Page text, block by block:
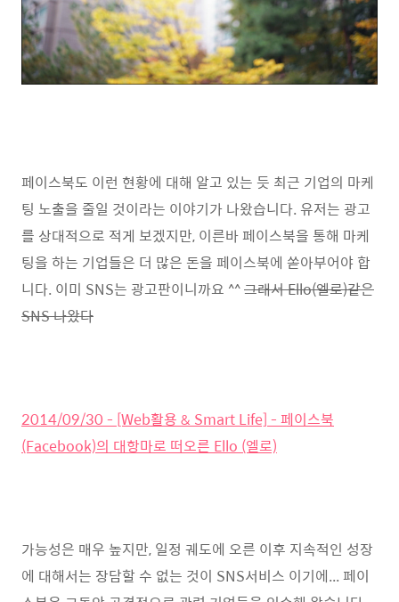
페이스북도 이런 현황에 대해 알고 있는 듯 최근 기업의 마케
팅 노출을 줄일 것이라는 이야기가 나왔습니다. 유저는 광고
를 상대적으로 적게 보겠지만, 이른바 페이스북을 통해 마케
팅을 하는 기업들은 더 많은 돈을 페이스북에 쏟아부어야 합
니다. 이미 SNS는 광고판이니까요 ^^그래서 Ello(엘로)같은
SNS 나왔다
2014/09/30 - [Web활용 & Smart Life] - 페이스북
(Facebook)의 대항마로 떠오른 Ello (엘로)
가능성은 매우 높지만, 일정 궤도에 오른 이후 지속적인 성장
에 대해서는 장담할 수 없는 것이 SNS서비스 이기에... 페이